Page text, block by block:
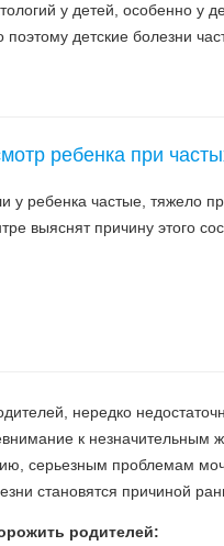
у детей, особенно у
детские болезни
ребенка при
у ребенка частые, тяжело
выяснят причину этого
нередко
к незначительным
серьезным проблемам
становятся причиной
родителей: